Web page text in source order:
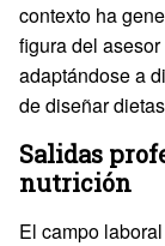
contexto ha
figura del
adaptándose a
de diseñar
Salidas
nutrición
El campo